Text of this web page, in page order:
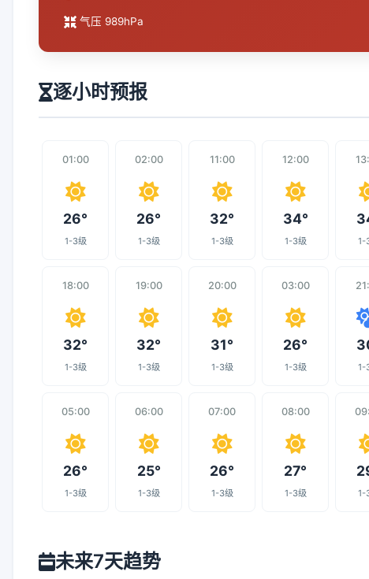
气压 989hPa
逐小时预报
01:00
26°
1-3级
02:00
26°
1-3级
11:00
32°
1-3级
12:00
34°
1-3级 1-
18:00
32°
1-3级
19:00
32°
1-3级
20:00
31°
1-3级
03:00
26°
1-3级 1-
05:00
26°
1-3级
06:00
25°
1-3级
07:00
26°
1-3级
08:00
27°
1-3级 1-
未来7天趋势